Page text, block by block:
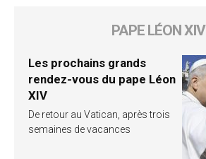
PAPE LÉON XIV
Les prochains grands
rendez-vous du pape Léon
XIV
De retour au Vatican, après trois
semaines de vacances